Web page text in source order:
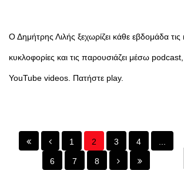
Ο Δημήτρης Λιλής ξεχωρίζει κάθε εβδομάδα τις
κυκλοφορίες και τις παρουσιάζει μέσω
YouTube videos. Πατήστε play.
1 2 3 4 ...
6 7 8